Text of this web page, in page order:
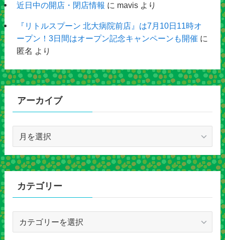
近日中の開店・閉店情報 に mavisより
『リトルスプーン 北大病院前店』は7月10日11時オ
ープン！3日間はオープン記念キャンペーンも開催 に
匿名 より
アーカイブ
カ
イ
カテゴリー